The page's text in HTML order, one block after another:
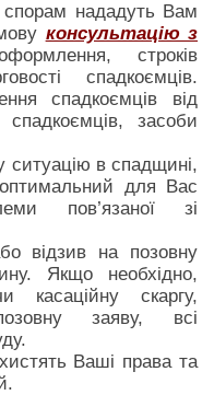
нададуть Вам
консультацію з
строків
спадкоємців.
спадкоємців від
засоби
ситуацію в спадщині,
для Вас
пов’язаної зі
відзив на позовну
Якщо необхідно,
касаційну скаргу,
заяву, всі
Ваші права та